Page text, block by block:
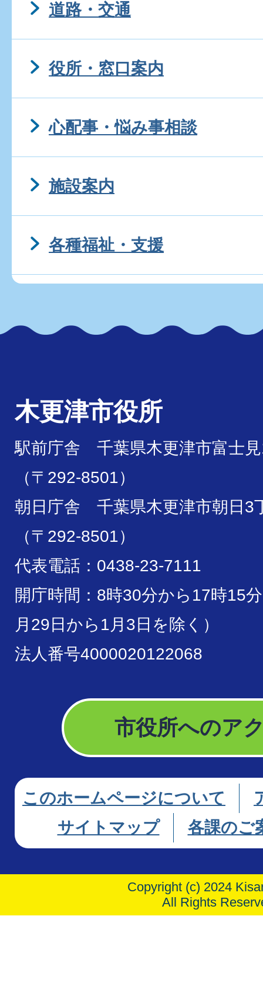
道路・交通
役所・窓口案内
心配事・悩み事相談
施設案内
各種福祉・支援
木更津市役所
駅前庁舎 千葉県木更津市富士
（〒292-8501）
朝日庁舎 千葉県木更津市朝日3
（〒292-8501）
代表電話：0438-23-7111
開庁時間：8時30分から17時15
月29日から1月3日を除く）
法人番号4000020122068
市役所へのア
このホームページについて
サイトマップ
各課のご
Copyright (c) 2024
All Rights